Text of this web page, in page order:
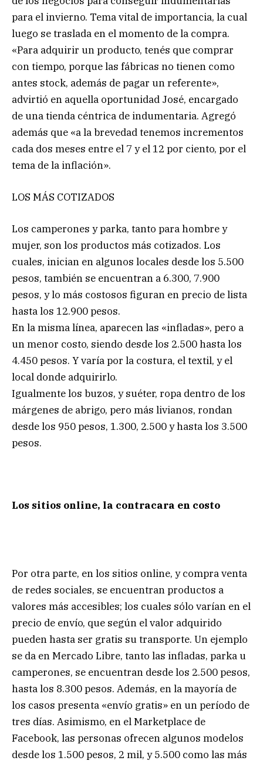
para el invierno. Tema vital de importancia, la cual
luego se traslada en el momento de la compra.
«Para adquirir un producto, tenés que comprar
con tiempo, porque las fábricas no tienen como
antes stock, además de pagar un referente»,
advirtió en aquella oportunidad José, encargado
de una tienda céntrica de indumentaria. Agregó
además que «a la brevedad tenemos incrementos
cada dos meses entre el 7 y el 12 por ciento, por el
tema de la inflación».
LOS MÁS COTIZADOS
Los camperones y parka, tanto para hombre y
mujer, son los productos más cotizados. Los
cuales, inician en algunos locales desde los 5.500
pesos, también se encuentran a 6.300, 7.900
pesos, y lo más costosos figuran en precio de lista
hasta los 12.900 pesos.
En la misma línea, aparecen las «infladas», pero a
un menor costo, siendo desde los 2.500 hasta los
4.450 pesos. Y varía por la costura, el textil, y el
local donde adquirirlo.
Igualmente los buzos, y suéter, ropa dentro de los
márgenes de abrigo, pero más livianos, rondan
desde los 950 pesos, 1.300, 2.500 y hasta los 3.500
pesos.
Los sitios online, la contracara en costo
Por otra parte, en los sitios online, y compra venta
de redes sociales, se encuentran productos a
valores más accesibles; los cuales sólo varían en el
precio de envío, que según el valor adquirido
pueden hasta ser gratis su transporte. Un ejemplo
se da en Mercado Libre, tanto las infladas, parka u
camperones, se encuentran desde los 2.500 pesos,
hasta los 8.300 pesos. Además, en la mayoría de
los casos presenta «envío gratis» en un período de
tres días. Asimismo, en el Marketplace de
Facebook, las personas ofrecen algunos modelos
desde los 1.500 pesos, 2 mil, y 5.500 como las más